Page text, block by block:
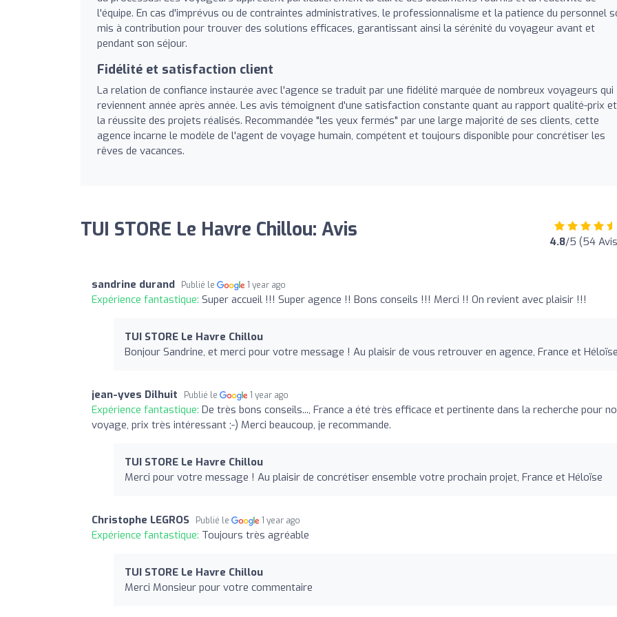
l'équipe. En cas d'imprévus ou de contraintes administratives, le professionnalisme et la patience du personnel
mis à contribution pour trouver des solutions efficaces, garantissant ainsi la sérénité du voyageur avant et
pendant son séjour.
Fidélité et satisfaction client
La relation de confiance instaurée avec l'agence se traduit par une fidélité marquée de nombreux voyageurs qui
reviennent année après année. Les avis témoignent d'une satisfaction constante quant au rapport qualité-prix
la réussite des projets réalisés. Recommandée "les yeux fermés" par une large majorité de ses clients, cette
agence incarne le modèle de l'agent de voyage humain, compétent et toujours disponible pour concrétiser les
rêves de vacances.
TUI STORE Le Havre Chillou: Avis 4.8/5 (54
sandrine durand Publié le 1 year ago
Expérience fantastique: Super accueil !!! Super agence !! Bons conseils !!! Merci !! On revient avec plaisir !!!
TUI STORE Le Havre Chillou
Bonjour Sandrine, et merci pour votre message ! Au plaisir de vous retrouver en agence, France et Héloïse
jean-yves Dilhuit Publié le 1 year ago
Expérience fantastique: De très bons conseils..., France a été très efficace et pertinente dans la recherche pour
voyage, prix très intéressant ;-) Merci beaucoup, je recommande.
TUI STORE Le Havre Chillou
Merci pour votre message ! Au plaisir de concrétiser ensemble votre prochain projet, France et Héloïse
Christophe LEGROS Publié le 1 year ago
Expérience fantastique: Toujours très agréable
TUI STORE Le Havre Chillou
Merci Monsieur pour votre commentaire